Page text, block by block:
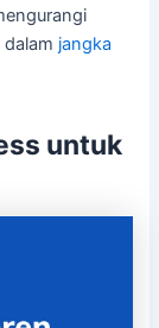
jangka
untuk